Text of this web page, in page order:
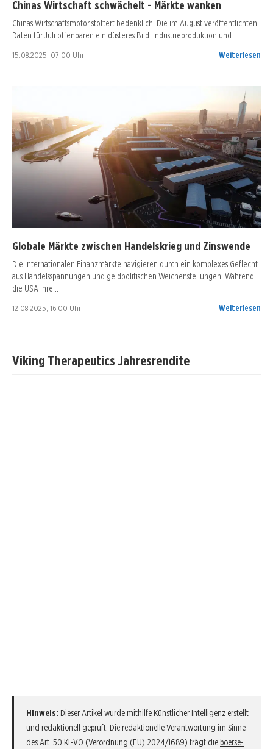
Chinas Wirtschaft schwächelt - Märkte wanken
Chinas Wirtschaftsmotor stottert bedenklich. Die im August veröffentlichten
Daten für Juli offenbaren ein düsteres Bild: Industrieproduktion und…
15.08.2025, 07:00 Uhr Weiterlesen
Globale Märkte zwischen Handelskrieg und Zinswende
Die internationalen Finanzmärkte navigieren durch ein komplexes Geflecht
aus Handelsspannungen und geldpolitischen Weichenstellungen. Während
die USA ihre…
12.08.2025, 16:00 Uhr Weiterlesen
Viking Therapeutics Jahresrendite
Hinweis: Dieser Artikel wurde mithilfe Künstlicher Intelligenz erstellt
und redaktionell geprüft. Die redaktionelle Verantwortung im Sinne
des Art. 50 KI-VO (Verordnung (EU) 2024/1689) trägt die boerse-